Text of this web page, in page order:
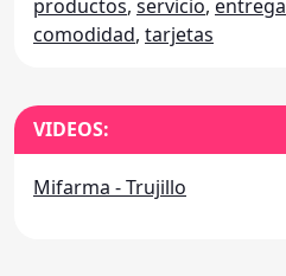
productos, servicio, entrega
comodidad, tarjetas
VIDEOS:
Mifarma - Trujillo